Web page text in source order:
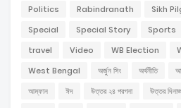
Politics
Rabindranath
Sikh
Special
Special Story Sports
travel
Video WB Election
West Bengal
অর্জুন সিং অর্থনীতি
আম্ফান
ঈদ উত্তর ২৪ পরগনা উত্তর